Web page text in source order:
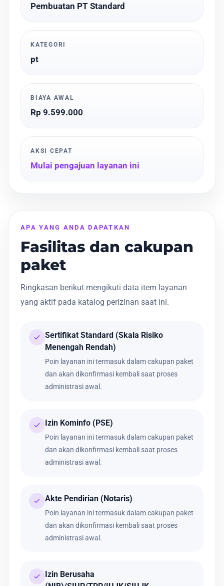
Pembuatan PT Standard
KATEGORI
pt
BIAYA AWAL
Rp 9.599.000
AKSI CEPAT
Mulai pengajuan layanan ini
APA YANG ANDA DAPATKAN
Fasilitas dan cakupan
paket
Ringkasan berikut mengikuti data item layanan
yang aktif pada katalog perizinan saat ini.
Sertifikat Standard (Skala Risiko
Menengah Rendah)
Poin layanan ini termasuk dalam cakupan paket
dan akan dikonfirmasi kembali saat proses
administrasi awal.
Izin Kominfo (PSE)
Poin layanan ini termasuk dalam cakupan paket
dan akan dikonfirmasi kembali saat proses
administrasi awal.
Akte Pendirian (Notaris)
Poin layanan ini termasuk dalam cakupan paket
dan akan dikonfirmasi kembali saat proses
administrasi awal.
Izin Berusaha